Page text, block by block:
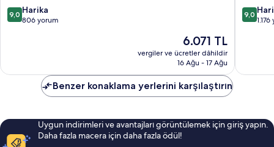
Chattanooga
Downtown/South
10
üzerinden
9,0 Harika
806 yorum
Güncel
fiyat:
6.071 TL
6.071 TL
vergiler ve ücretler dâhildir
16 Ağu - 17 Ağu
10
9,0
Benzer konaklama yerlerini karşılaştırın
Uygun indirimleri ve avantajları görüntülemek için giriş yapın.
Daha fazla macera için daha fazla ödül!